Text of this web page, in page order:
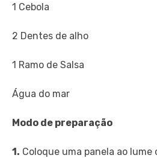
1 Cebola
2 Dentes de alho
1 Ramo de Salsa
Água do mar
Modo de preparação
1. Coloque uma panela ao lume